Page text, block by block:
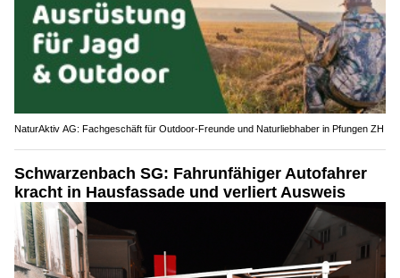
NaturAktiv AG: Fachgeschäft für Outdoor-Freunde und Naturliebhaber in Pfungen ZH
Schwarzenbach SG: Fahrunfähiger Autofahrer
kracht in Hausfassade und verliert Ausweis